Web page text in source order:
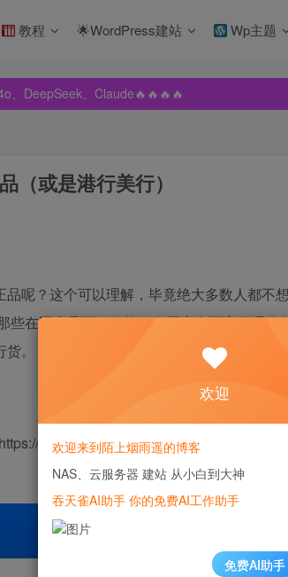
教程 🌟WordPress建站 Wp主题
、DeepSeek、Claude🔥🔥🔥🔥
、DeepSeek、Claude🔥🔥🔥🔥
（或是港行美行）
呢？这个可以理解，毕竟绝大多数人都不
些在国内是不保修的。在国内有两家群晖的
。
account.synology.com，没有账号的就
欢迎
欢迎来到陌上烟雨遥的博客
NAS、云服务器 建站 从小白到大神
吞天雀AI助手 你的免费AI工作助手
免费AI助手